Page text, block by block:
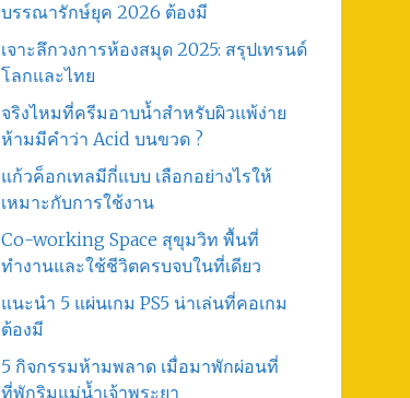
บรรณารักษ์ยุค 2026 ต้องมี
เจาะลึกวงการห้องสมุด 2025: สรุปเทรนด์
โลกและไทย
จริงไหมที่ครีมอาบน้ำสำหรับผิวแพ้ง่าย
ห้ามมีคำว่า Acid บนขวด ?
แก้วค็อกเทลมีกี่แบบ เลือกอย่างไรให้
เหมาะกับการใช้งาน
Co-working Space สุขุมวิท พื้นที่
ทำงานและใช้ชีวิตครบจบในที่เดียว
แนะนำ 5 แผ่นเกม PS5 น่าเล่นที่คอเกม
ต้องมี
5 กิจกรรมห้ามพลาด เมื่อมาพักผ่อนที่
ที่พักริมแม่น้ำเจ้าพระยา